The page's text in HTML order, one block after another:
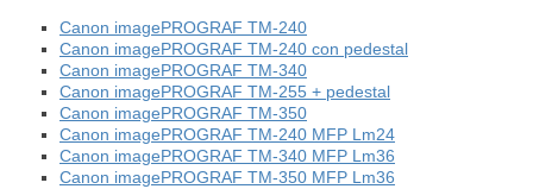
Canon imagePROGRAF TM-240
Canon imagePROGRAF TM-240 con pedestal
Canon imagePROGRAF TM-340
Canon imagePROGRAF TM-255 + pedestal
Canon imagePROGRAF TM-350
Canon imagePROGRAF TM-240 MFP Lm24
Canon imagePROGRAF TM-340 MFP Lm36
Canon imagePROGRAF TM-350 MFP Lm36